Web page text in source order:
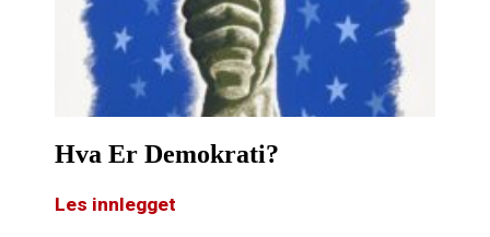
Hva Er Demokrati?
Les innlegget